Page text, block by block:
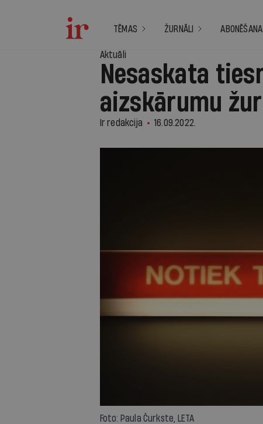
TĒMAS ŽURNĀLI ABONĒŠANA
Aktuāli
Nesaskata
aizskārumu
Ir redakcija 16.09.2022.
Foto: Paula Čurkste, LETA